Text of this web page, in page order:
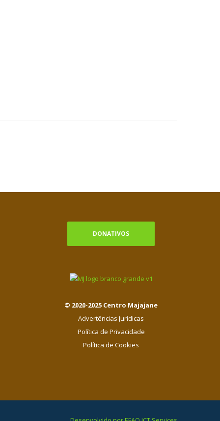
DONATIVOS
© 2020-2025 Centro Majajane
Advertências Jurídicas
Política de Privacidade
Política de Cookies